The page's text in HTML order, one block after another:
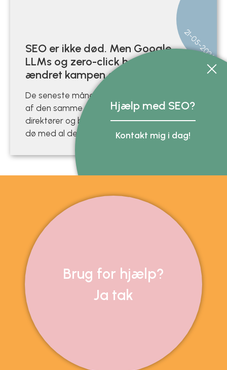
21-05-2026
SEO er ikke død. Men Google,
LLMs og zero-click har
ændret kampen om synlighed
De seneste måneder har jeg hørt variationen
af den samme sætning fra marketingfolk,
direktører og bureauer: “Er SEO ikke ved at
dø med al den her AI?” Svaret er nej.…
Hjælp med SEO?
Kontakt mig i dag!
Brug for hjælp?
Ja tak